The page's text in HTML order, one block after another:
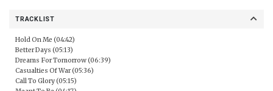
TRACKLIST
Hold On Me (04:42)
Better Days (05:13)
Dreams For Tomorrow (06:39)
Casualties Of War (05:36)
Call To Glory (05:15)